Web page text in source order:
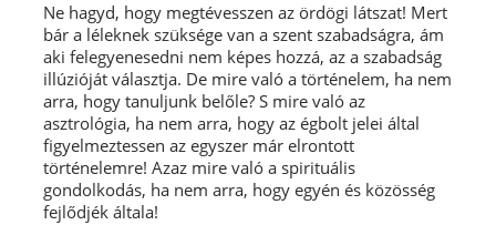
Ne hagyd, hogy megtévesszen az ördögi látszat! Mert
bár a léleknek szüksége van a szent szabadságra, ám
aki felegyenesedni nem képes hozzá, az a szabadság
illúzióját választja. De mire való a történelem, ha nem
arra, hogy tanuljunk belőle? S mire való az
asztrológia, ha nem arra, hogy az égbolt jelei által
figyelmeztessen az egyszer már elrontott
történelemre! Azaz mire való a spirituális
gondolkodás, ha nem arra, hogy egyén és közösség
fejlődjék általa!